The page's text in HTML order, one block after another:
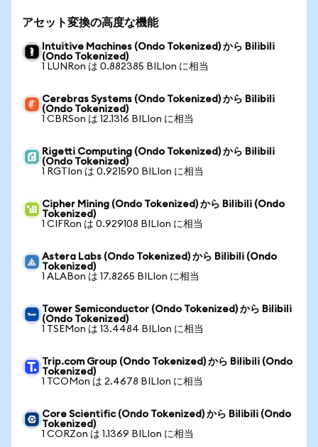
アセット変換の高度な機能
Intuitive Machines (Ondo Tokenized) から Bilibili
(Ondo Tokenized)
1 LUNRon は 0.882385 BILIon に相当
Cerebras Systems (Ondo Tokenized) から Bilibili
(Ondo Tokenized)
1 CBRSon は 12.1316 BILIon に相当
Rigetti Computing (Ondo Tokenized) から Bilibili
(Ondo Tokenized)
1 RGTIon は 0.921590 BILIon に相当
Cipher Mining (Ondo Tokenized) から Bilibili (Ondo
Tokenized)
1 CIFRon は 0.929108 BILIon に相当
Astera Labs (Ondo Tokenized) から Bilibili (Ondo
Tokenized)
1 ALABon は 17.8265 BILIon に相当
Tower Semiconductor (Ondo Tokenized) から Bilibili
(Ondo Tokenized)
1 TSEMon は 13.4484 BILIon に相当
Trip.com Group (Ondo Tokenized) から Bilibili (Ondo
Tokenized)
1 TCOMon は 2.4678 BILIon に相当
Core Scientific (Ondo Tokenized) から Bilibili (Ondo
Tokenized)
1 CORZon は 1.1369 BILIon に相当